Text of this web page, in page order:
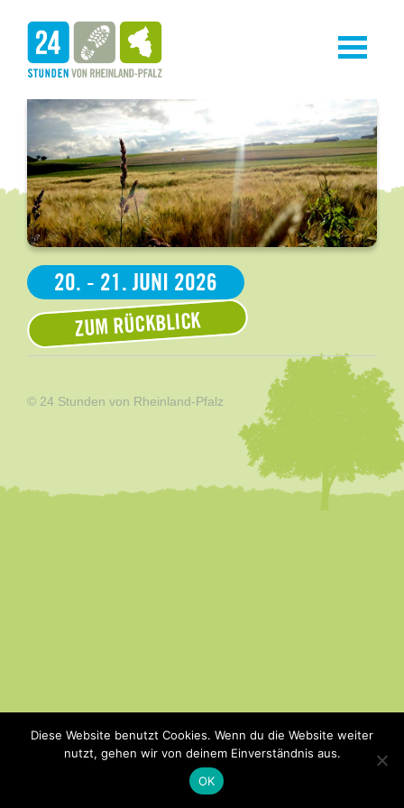
20. - 21. JUNI 2026
ZUM RÜCKBLICK
© 24 Stunden von Rheinland-Pfalz
Diese Website benutzt Cookies. Wenn du die Website weiter
nutzt, gehen wir von deinem Einverständnis aus.
OK